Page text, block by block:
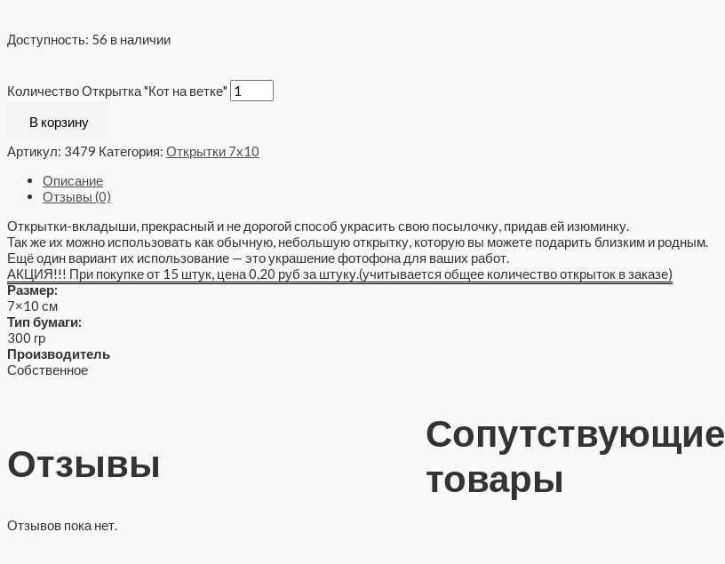
Доступность: 56 в наличии
Количество Открытка "Кот на ветке"
В корзину
Артикул: 3479 Категория: Открытки 7x10
Описание
Отзывы (0)
Открытки-вкладыши, прекрасный и не дорогой способ украсить свою посылочку, придав ей изюминку.
Так же их можно использовать как обычную, небольшую открытку, которую вы можете подарить близким и родным.
Ещё один вариант их использование — это украшение фотофона для ваших работ.
АКЦИЯ!!! При покупке от 15 штук, цена 0,20 руб за штуку.(учитывается общее количество открыток в заказе)
Размер:
7×10 см
Тип бумаги:
300 гр
Производитель
Собственное
Отзывы
Отзывов пока нет.
Сопутствующие
товары